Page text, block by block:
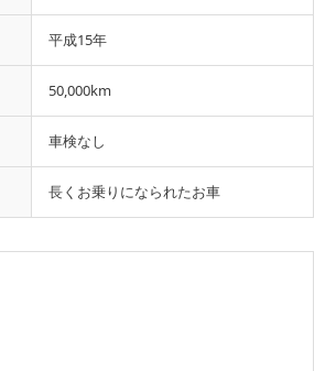
平成15年
50,000km
車検なし
長くお乗りになられたお車